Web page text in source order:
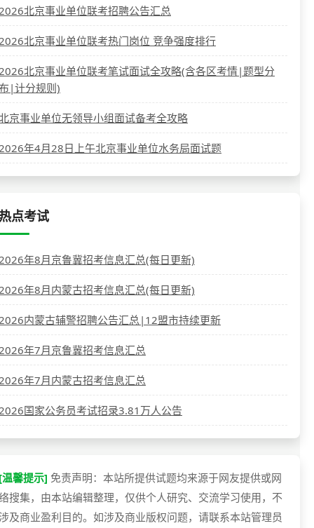
北京事业单位联考招聘公告汇总
北京事业单位联考热门岗位 竞争强度排行
北京事业单位联考笔试面试全攻略(含各区考情|题型分
|计分规则)
京事业单位无领导小组面试备考全攻略
年4月28日上午北京事业单位水务局面试题
点考试
年8月京鲁冀招考信息汇总(每日更新)
年8月内蒙古招考信息汇总(每日更新)
内蒙古辅警招聘公告汇总|12盟市持续更新
年7月京鲁冀招考信息汇总
年7月内蒙古招考信息汇总
国家公务员考试招录3.81万人公告
馨提示] 免责声明：本站所提供试题均来源于网友提供或网
搜集，由本站编辑整理，仅供个人研究、交流学习使用，不
及商业盈利目的。如涉及商业版权问题，请联系本站管理员